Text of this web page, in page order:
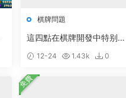
棋牌問題
這四點在棋牌開發中特别重
12-24 1.43k 0
免費